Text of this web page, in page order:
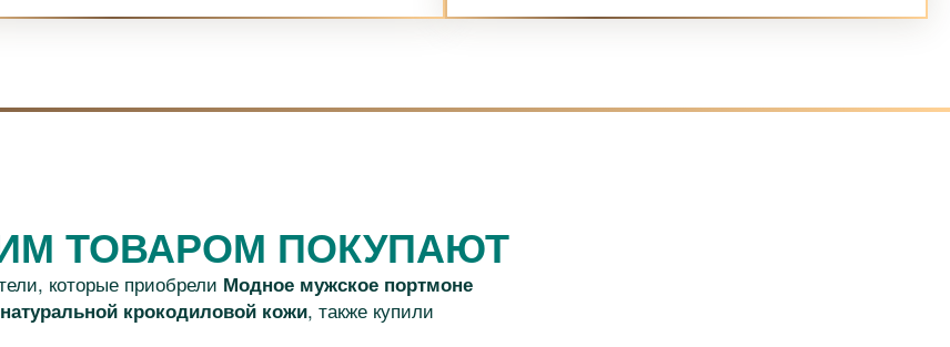
ТОВАРОМ ПОКУПАЮТ
которые приобрели Модное мужское портмоне
крокодиловой кожи, также купили